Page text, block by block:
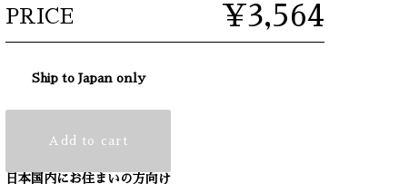
PRICE ¥3,564
Ship to Japan only
Add to cart
日本国内にお住まいの方向け